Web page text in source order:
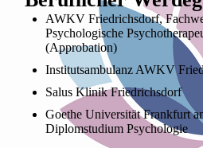
AWKV Friedrichsdorf,
Psychologische
(Approbation)
Institutsambulanz AWKV
Salus Klinik Friedrichsdorf
Goethe Universität Frankfurt
Diplomstudium Psychologie